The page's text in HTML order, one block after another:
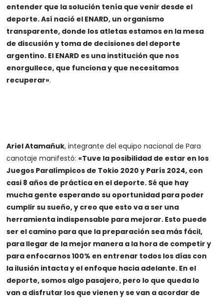
entender que la solución tenía que venir desde el
deporte. Así nació el ENARD, un organismo
transparente, donde los atletas estamos en la mesa
de discusión y toma de decisiones del deporte
argentino. El ENARD es una institución que nos
enorgullece, que funciona y que necesitamos
recuperar».
Ariel Atamañuk, integrante del equipo nacional de Para
canotaje manifestó:«Tuve la posibilidad de estar en los
Juegos Paralímpicos de Tokio 2020 y París 2024, con
casi 8 años de práctica en el deporte. Sé que hay
mucha gente esperando su oportunidad para poder
cumplir su sueño, y creo que esto va a ser una
herramienta indispensable para mejorar. Esto puede
ser el camino para que la preparación sea más fácil,
para llegar de la mejor manera a la hora de competir y
para enfocarnos 100% en entrenar todos los días con
la ilusión intacta y el enfoque hacia adelante. En el
deporte, somos algo pasajero, pero lo que queda lo
van a disfrutar los que vienen y se van a acordar de